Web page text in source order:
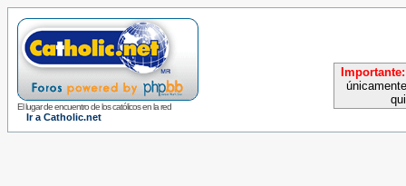
El lugar de encuentro de los católicos en la red
Ir a Catholic.net
Importante: